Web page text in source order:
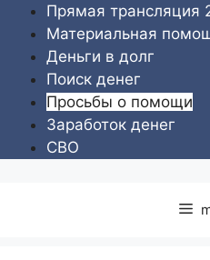
Перейти
содержимому
Прямая трансляция
Материальная
Деньги в долг
Поиск денег
Просьбы о помощи
Заработок денег
СВО